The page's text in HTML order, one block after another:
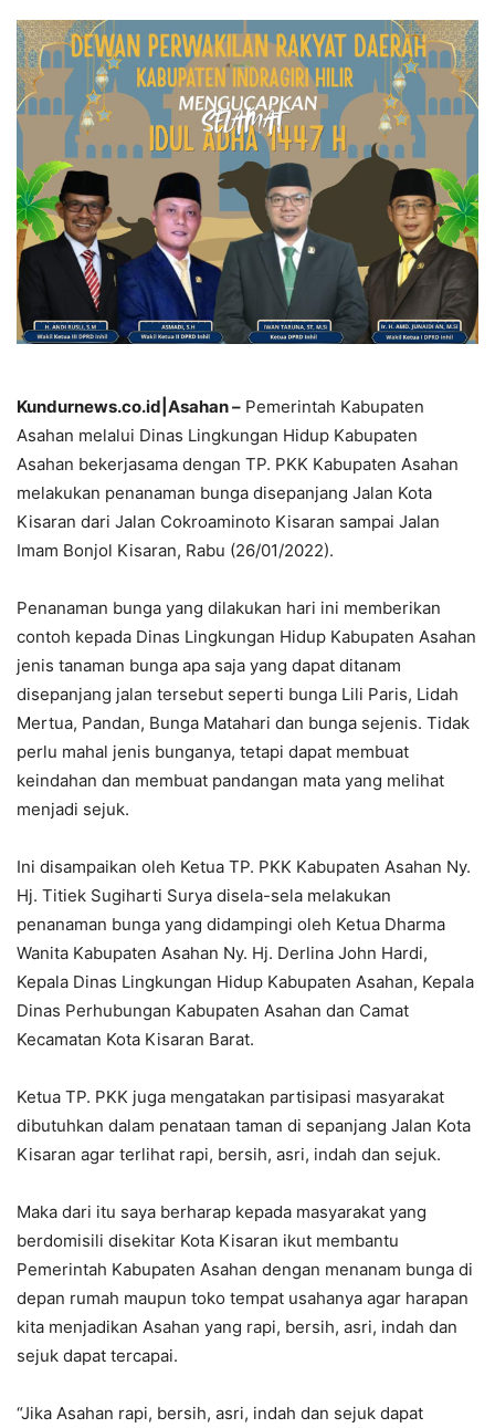
Kundurnews.co.id|Asahan – Pemerintah Kabupaten
Asahan melalui Dinas Lingkungan Hidup Kabupaten
Asahan bekerjasama dengan TP. PKK Kabupaten Asahan
melakukan penanaman bunga disepanjang Jalan Kota
Kisaran dari Jalan Cokroaminoto Kisaran sampai Jalan
Imam Bonjol Kisaran, Rabu (26/01/2022).
Penanaman bunga yang dilakukan hari ini memberikan
contoh kepada Dinas Lingkungan Hidup Kabupaten Asahan
jenis tanaman bunga apa saja yang dapat ditanam
disepanjang jalan tersebut seperti bunga Lili Paris, Lidah
Mertua, Pandan, Bunga Matahari dan bunga sejenis. Tidak
perlu mahal jenis bunganya, tetapi dapat membuat
keindahan dan membuat pandangan mata yang melihat
menjadi sejuk.
Ini disampaikan oleh Ketua TP. PKK Kabupaten Asahan Ny.
Hj. Titiek Sugiharti Surya disela-sela melakukan
penanaman bunga yang didampingi oleh Ketua Dharma
Wanita Kabupaten Asahan Ny. Hj. Derlina John Hardi,
Kepala Dinas Lingkungan Hidup Kabupaten Asahan, Kepala
Dinas Perhubungan Kabupaten Asahan dan Camat
Kecamatan Kota Kisaran Barat.
Ketua TP. PKK juga mengatakan partisipasi masyarakat
dibutuhkan dalam penataan taman di sepanjang Jalan Kota
Kisaran agar terlihat rapi, bersih, asri, indah dan sejuk.
Maka dari itu saya berharap kepada masyarakat yang
berdomisili disekitar Kota Kisaran ikut membantu
Pemerintah Kabupaten Asahan dengan menanam bunga di
depan rumah maupun toko tempat usahanya agar harapan
kita menjadikan Asahan yang rapi, bersih, asri, indah dan
sejuk dapat tercapai.
“Jika Asahan rapi, bersih, asri, indah dan sejuk dapat